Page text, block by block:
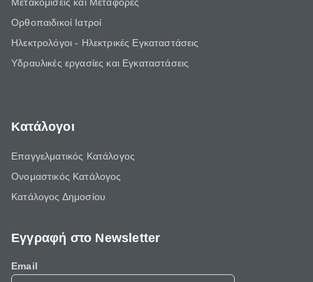
Ορθοπαιδικοί Ιατροί
Ηλεκτρολόγοι - Ηλεκτρικές Εγκαταστάσεις
Υδραυλικές εργασίες και Εγκαταστάσεις
Κατάλογοι
Επαγγελματικός Κατάλογος
Ονομαστικός Κατάλογος
Κατάλογος Δημοσίου
Εγγραφή στο Newsletter
Email